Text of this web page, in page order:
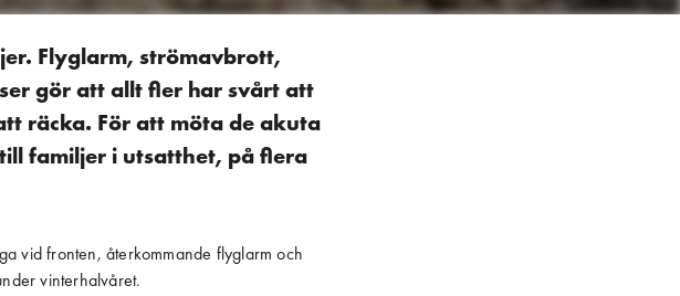
Flyglarm, strömavbrott,
gör att allt fler har svårt att
räcka. För att möta de akuta
familjer i utsatthet, på flera
vid fronten, återkommande flyglarm och
vinterhalvåret.